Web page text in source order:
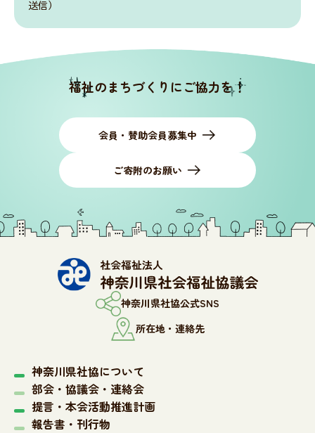
送信）
福祉のまちづくりにご協力を！
会員・賛助会員募集中
ご寄附のお願い
神奈川県社協公式SNS
所在地・連絡先
神奈川県社協について
部会・協議会・連絡会
提言・本会活動推進計画
報告書・刊行物